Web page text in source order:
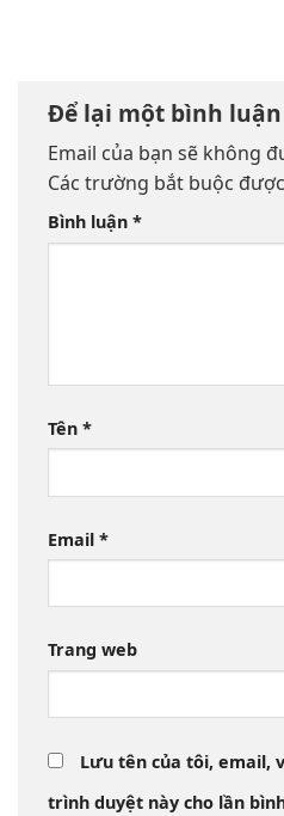
Để lại một bình luận
Email của bạn sẽ không
Các trường bắt buộc
Bình luận *
Tên *
Email *
Trang web
Lưu tên của tôi, email,
trình duyệt này cho lần